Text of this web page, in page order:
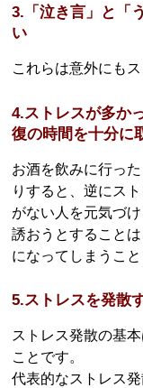
3.「泣き言」と「
い
これらは意外にも
4.ストレスが多か
復の時間を十分に
お酒を飲みに行っ
りすると、逆にス
がない人を元気づ
誘おうとすること
になってしまうこ
5.ストレスを発散
ストレス発散の基
ことです。
代表的なストレス発